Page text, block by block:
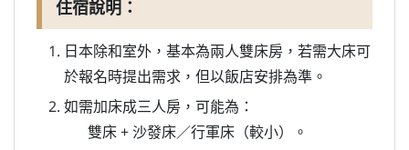
住宿說明：
日本除和室外，基本為兩人雙床房，若需大床可
於報名時提出需求，但以飯店安排為準。
如需加床成三人房，可能為：
雙床 + 沙發床／行軍床（較小）。